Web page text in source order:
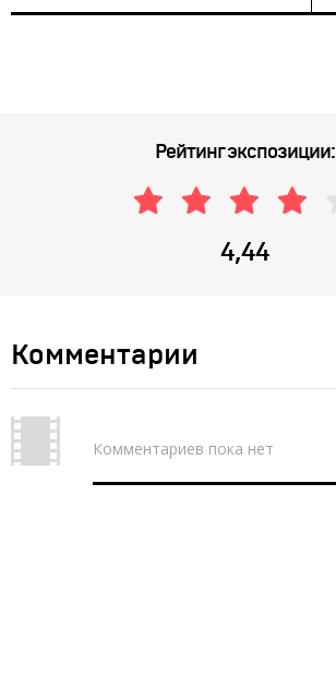
Рейтинг экспозиции:
4,44
Комментарии
Комментариев пока нет